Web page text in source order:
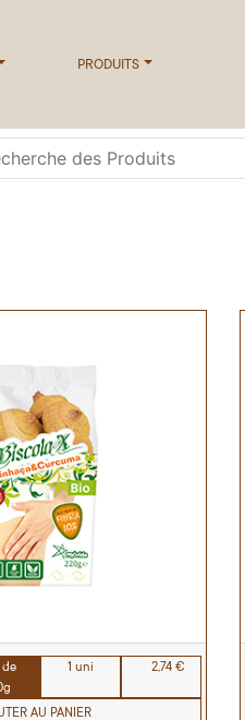
PRODUITS
de
1 uni 2,74 €
AU PANIER